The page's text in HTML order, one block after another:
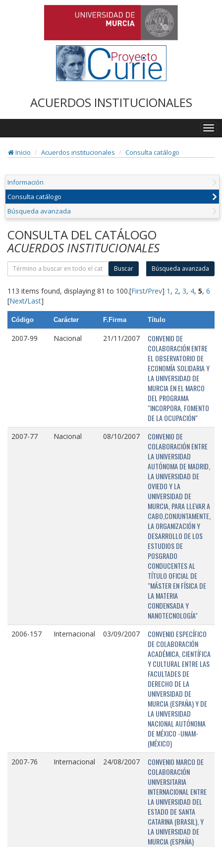
ACUERDOS INSTITUCIONALES
Inicio
Acuerdos institucionales Consulta catálogo
Información
Consulta catálogo
Búsqueda avanzada
CONSULTA DEL CATÁLOGO
ACUERDOS INSTITUCIONALES
Buscar Búsqueda avanzada
113 items found, displaying 81 to 100.[First/Prev] 1 , 2, 3, 4, 5, 6
[Next/Last]
Código Carácter F.Firma Título
2007-99 Nacional 21/11/2007
CONVENIO DE
COLABORACIÓN ENTRE
EL OBSERVATORIO DE
ECONOMÍA SOLIDARIA Y
LA UNIVERSIDAD DE
MURCIA EN EL MARCO
DEL PROGRAMA
"INCORPORA, FOMENTO
DE LA OCUPACIÓN"
2007-77 Nacional 08/10/2007
CONVENIO DE
COLABORACIÓN ENTRE
LA UNIVERSIDAD
AUTÓNOMA DE MADRID,
LA UNIVERSIDAD DE
OVIEDO Y LA
UNIVERSIDAD DE
MURCIA, PARA LLEVAR A
CABO,CONJUNTAMENTE,
LA ORGANIZACIÓN Y
DESARROLLO DE LOS
ESTUDIOS DE
POSGRADO
CONDUCENTES AL
TÍTULO OFICIAL DE
"MÁSTER EN FÍSICA DE
LA MATERIA
CONDENSADA Y
NANOTECNOLOGÍA"
2006-157 Internacional 03/09/2007
CONVENIO ESPECÍFICO
DE COLABORACIÓN
ACADÉMICA, CIENTÍFICA
Y CULTURAL ENTRE LAS
FACULTADES DE
DERECHO DE LA
UNIVERSIDAD DE
MURCIA (ESPAÑA) Y DE
LA UNIVERSIDAD
NACIONAL AUTÓNOMA
DE MÉXICO -UNAM-
(MÉXICO)
2007-76 Internacional 24/08/2007
CONVENIO MARCO DE
COLABORACIÓN
UNIVERSITARIA
INTERNACIONAL ENTRE
LA UNIVERSIDAD DEL
ESTADO DE SANTA
CATARINA (BRASIL), Y
LA UNIVERSIDAD DE
MURCIA (ESPAÑA)